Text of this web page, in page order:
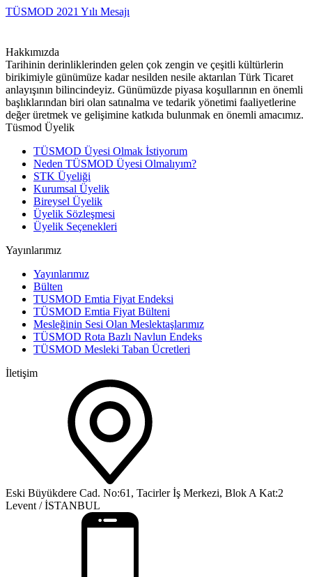
TÜSMOD 2021 Yılı Mesajı
Hakkımızda
Tarihinin derinliklerinden gelen çok zengin ve çeşitli kültürlerin
birikimiyle günümüze kadar nesilden nesile aktarılan Türk Ticaret
anlayışının bilincindeyiz. Günümüzde piyasa koşullarının en önemli
başlıklarından biri olan satınalma ve tedarik yönetimi faaliyetlerine
değer üretmek ve gelişimine katkıda bulunmak en önemli amacımız.
Tüsmod Üyelik
TÜSMOD Üyesi Olmak İstiyorum
Neden TÜSMOD Üyesi Olmalıyım?
STK Üyeliği
Kurumsal Üyelik
Bireysel Üyelik
Üyelik Sözleşmesi
Üyelik Seçenekleri
Yayınlarımız
Yayınlarımız
Bülten
TUSMOD Emtia Fiyat Endeksi
TÜSMOD Emtia Fiyat Bülteni
Mesleğinin Sesi Olan Meslektaşlarımız
TÜSMOD Rota Bazlı Navlun Endeks
TÜSMOD Mesleki Taban Ücretleri
İletişim
Eski Büyükdere Cad. No:61, Tacirler İş Merkezi, Blok A Kat:2
Levent / İSTANBUL